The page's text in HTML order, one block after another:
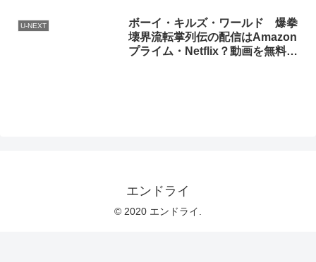
U-NEXT
ボーイ・キルズ・ワールド 爆拳
壊界流転掌列伝の配信はAmazon
プライム・Netflix？動画を無料視
エンドライ
© 2020 エンドライ.